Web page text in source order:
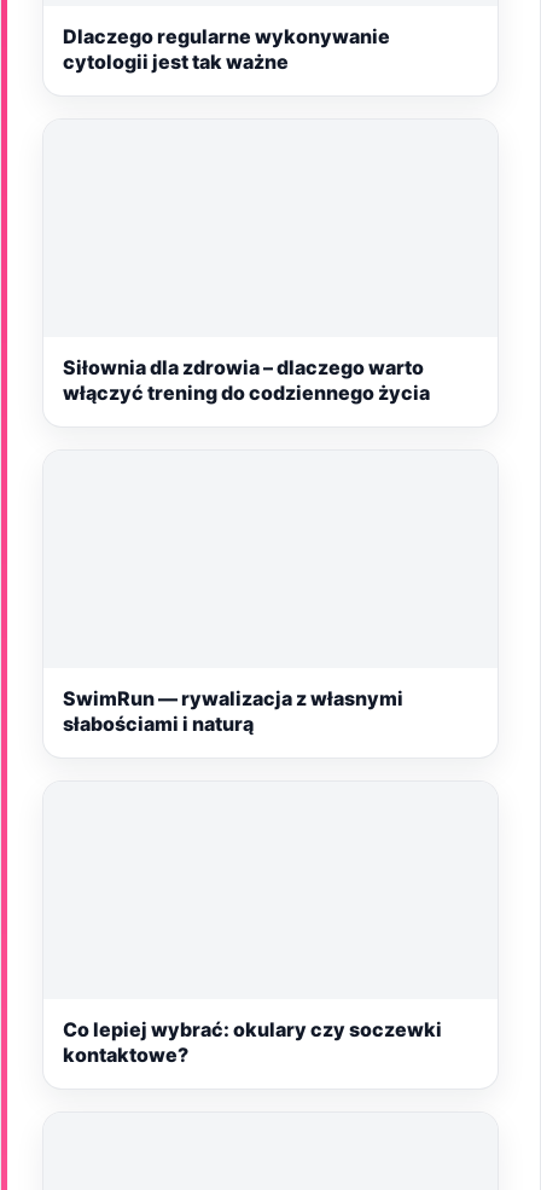
Dlaczego regularne wykonywanie
cytologii jest tak ważne
Siłownia dla zdrowia – dlaczego warto
włączyć trening do codziennego życia
SwimRun — rywalizacja z własnymi
słabościami i naturą
Co lepiej wybrać: okulary czy soczewki
kontaktowe?